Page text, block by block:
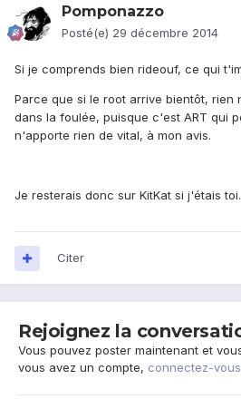
Pomponazzo
Posté(e) 29 décembre 2014
Si je comprends bien rideouf, ce qui
Parce que si le root arrive bientôt, rien
dans la foulée, puisque c'est ART qui
n'apporte rien de vital, à mon avis.
Je resterais donc sur KitKat si j'étais toi.
Citer
Rejoignez la
Vous pouvez poster maintenant et
vous avez un compte, connectez-